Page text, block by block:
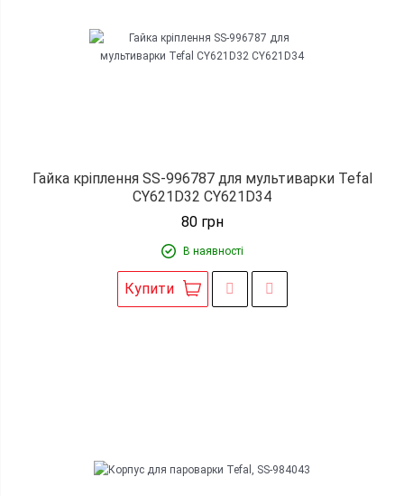
Гайка кріплення SS-996787 для мультиварки Tefal
CY621D32 CY621D34
80грн
В наявності
Купити